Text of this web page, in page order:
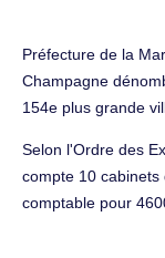
Préfecture de la
Champagne
154e plus grande
Selon l'Ordre des
compte 10
comptable pour